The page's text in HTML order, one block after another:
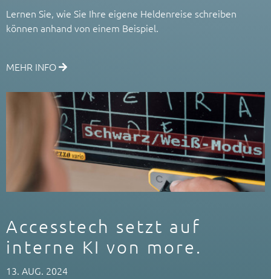
Lernen Sie, wie Sie Ihre eigene Heldenreise schreiben
können anhand von einem Beispiel.
MEHR INFO
Accesstech setzt auf
interne KI von more.
13. AUG. 2024